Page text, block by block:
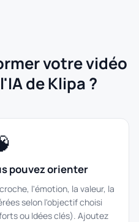
votre vidéo
de Klipa ?
pouvez orienter
l'émotion, la valeur, la
selon l'objectif choisi
ou Idées clés). Ajoutez